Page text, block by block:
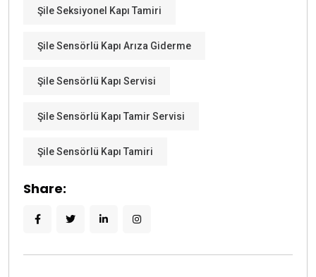
Şile Seksiyonel Kapı Tamiri
Şile Sensörlü Kapı Arıza Giderme
Şile Sensörlü Kapı Servisi
Şile Sensörlü Kapı Tamir Servisi
Şile Sensörlü Kapı Tamiri
Share: